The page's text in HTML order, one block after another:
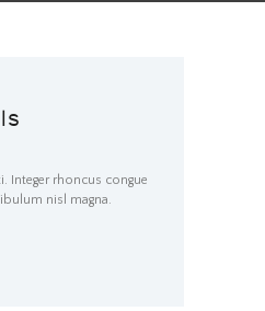
Integer rhoncus congue
nisl magna.